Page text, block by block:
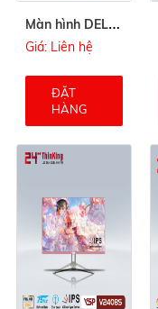
M
àn hình DELL P2212 W (Cũ)
Giá: Liên hệ
ĐẶT
HÀNG